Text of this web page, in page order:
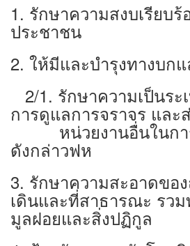
1. รักษาความสงบเรียบร้
ประชาชน
2. ให้มีและบำรุงทางบก
2/1. รักษาความเป็นระ
การดูแลการจราจร แล
หน่วยงานอื่นในกา
ดังกล่าวฟห
3. รักษาความสะอาดขอ
เดินและที่สาธารณะ รว
มูลฝอยและสิ่งปฏิกูล